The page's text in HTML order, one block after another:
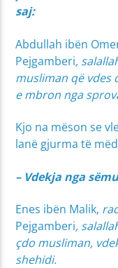
saj:
Abdullah ibën
Pejgamberi,
musliman që vdes
e mbron nga
Kjo na mëson se
lanë gjurma të
– Vdekja nga
Enes ibën Malik,
Pejgamberi,
çdo musliman,
shehidi.